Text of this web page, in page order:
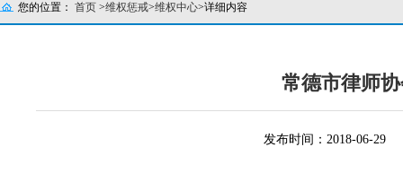
您的位置： 首页 >维权惩戒>维权中心>详细内容
常德市律师
发布时间：2018-06-29